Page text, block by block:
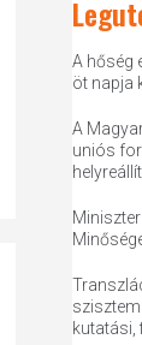
A hőség
öt napja
A
uniós
kutatási,